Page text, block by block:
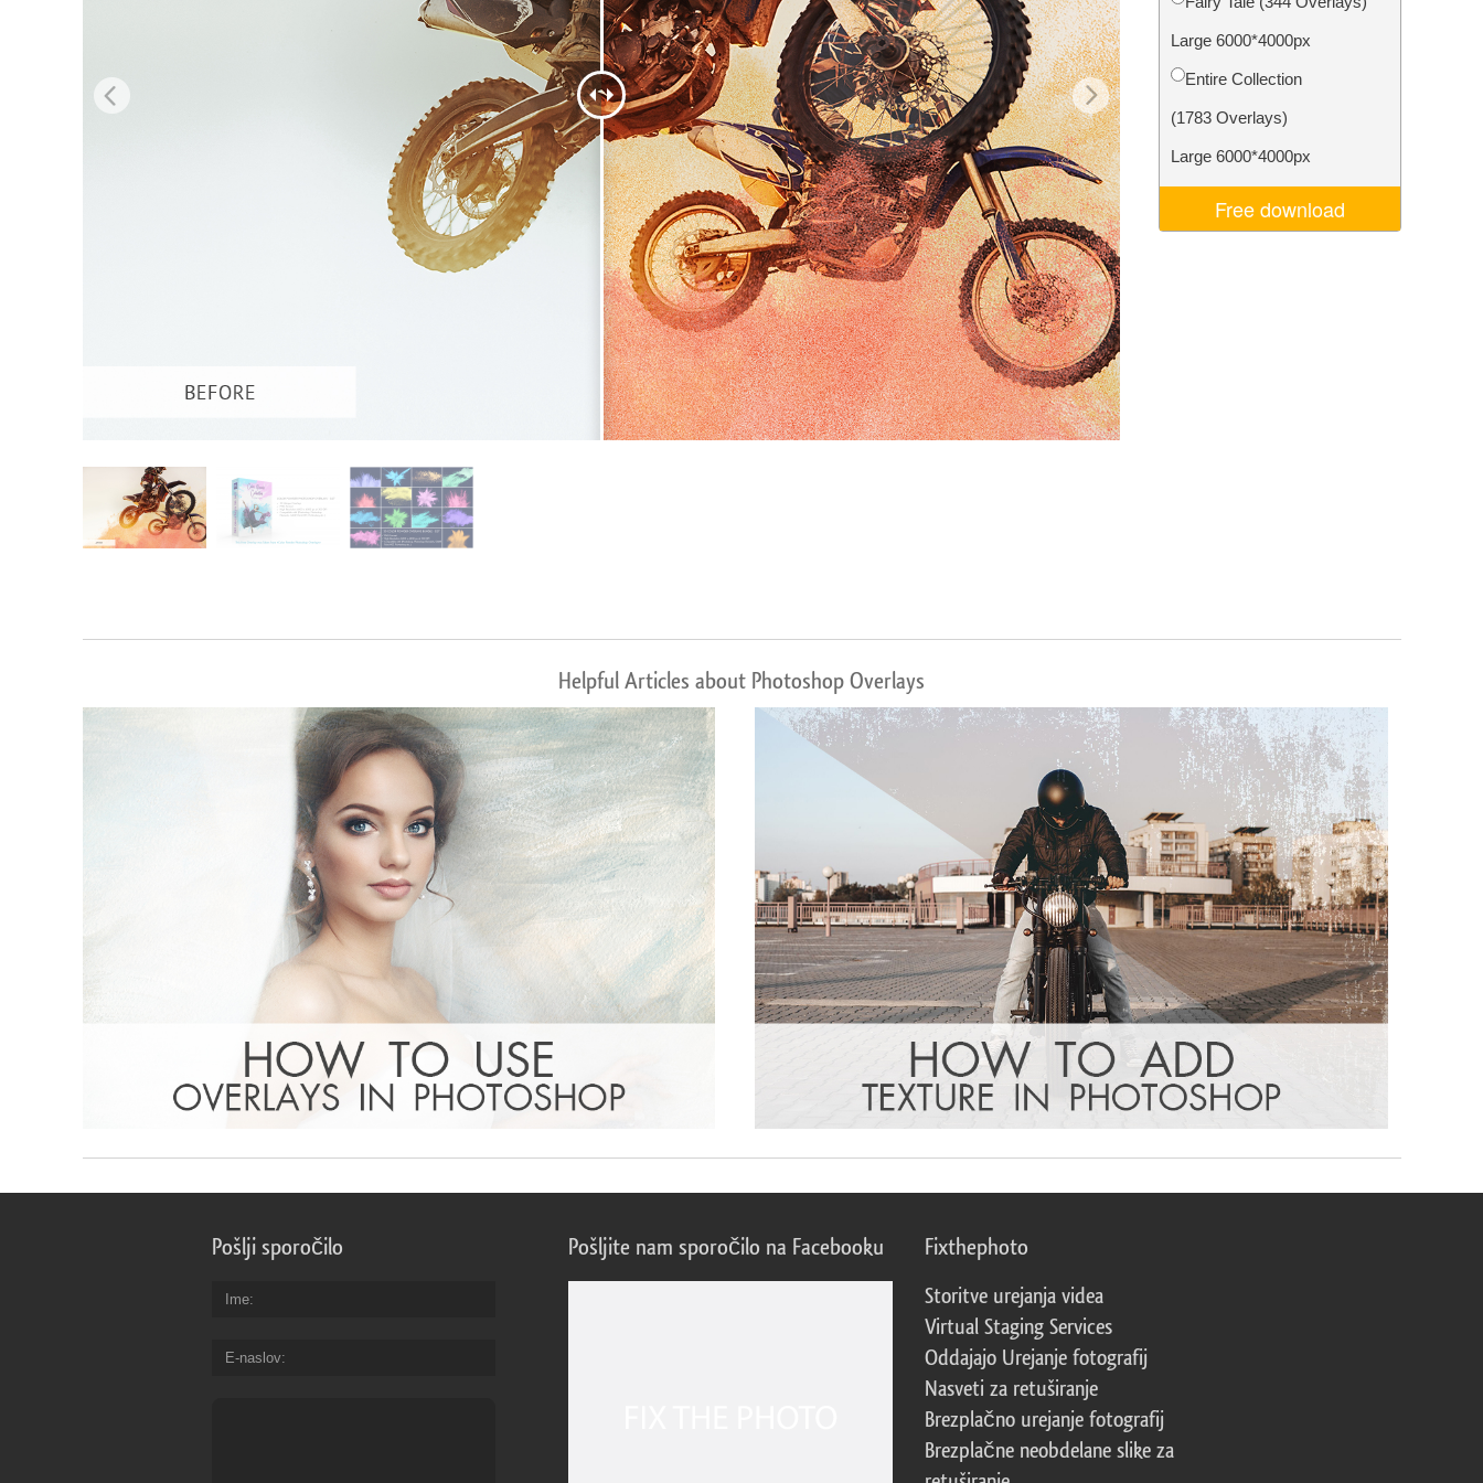
Urejanje fotografij izdelka Urejanje fotografij nakita Podatki za usposabljanje AI Video Editing Services
Large 6000*4000px
Entire Collection
(1783 Overlays)
Large 6000*4000px
Free download
Helpful Articles about Photoshop Overlays
Pošlji sporočilo
Ime
E-naslov
Pošljite nam sporočilo na Facebooku Fixthephoto
Storitve urejanja videa
Virtual Staging Services
Oddajajo Urejanje fotografij
Nasveti za retuširanje
Brezplačno urejanje fotografij
Brezplačne neobdelane slike za